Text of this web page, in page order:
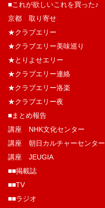
■これが欲しいこれを買った♪
京都 取り寄せ
★クラブエリー
★クラブエリー美味巡り
★とりよせエリー
★クラブエリー連絡
★クラブエリー洛楽
★クラブエリー夜
■まとめ報告
講座 NHK文化センター
講座 朝日カルチャーセンター
講座 JEUGIA
■■掲載誌
■■TV
■■ラジオ